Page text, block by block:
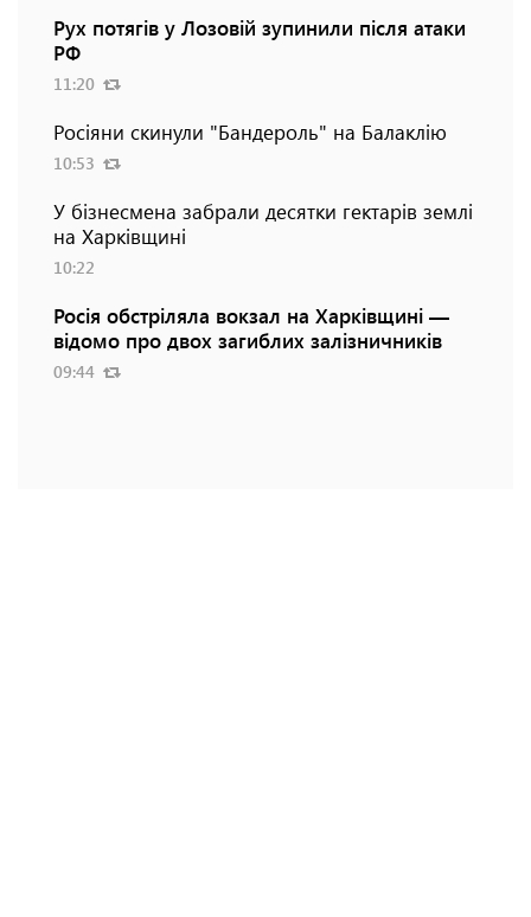
Рух потягів у Лозовій зупинили після атаки
РФ
11:20
Росіяни скинули "Бандероль" на Балаклію
10:53
У бізнесмена забрали десятки гектарів землі
на Харківщині
10:22
Росія обстріляла вокзал на Харківщині —
відомо про двох загиблих залізничників
09:44